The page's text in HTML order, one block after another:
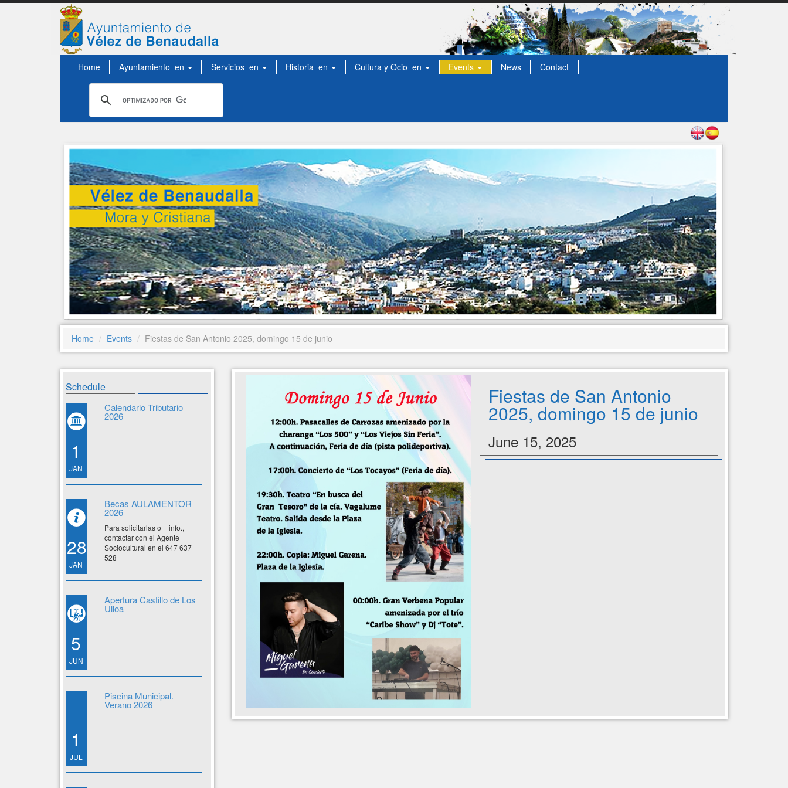
Home Ayuntamiento_en Servicios_en Historia_en Cultura y Ocio_en Events News Contact
Home Events Fiestas de San Antonio 2025, domingo 15 de junio
Schedule
1
JAN
Calendario Tributario
2026
28
JAN
Becas AULAMENTOR
2026
Para solicitarlas o + info.,
contactar con el Agente
Sociocultural en el 647 637
528
5
JUN
Apertura Castillo de Los
Ulloa
1
JUL
Piscina Municipal.
Verano 2026
Fiestas de San Antonio
2025, domingo 15 de junio
June 15, 2025